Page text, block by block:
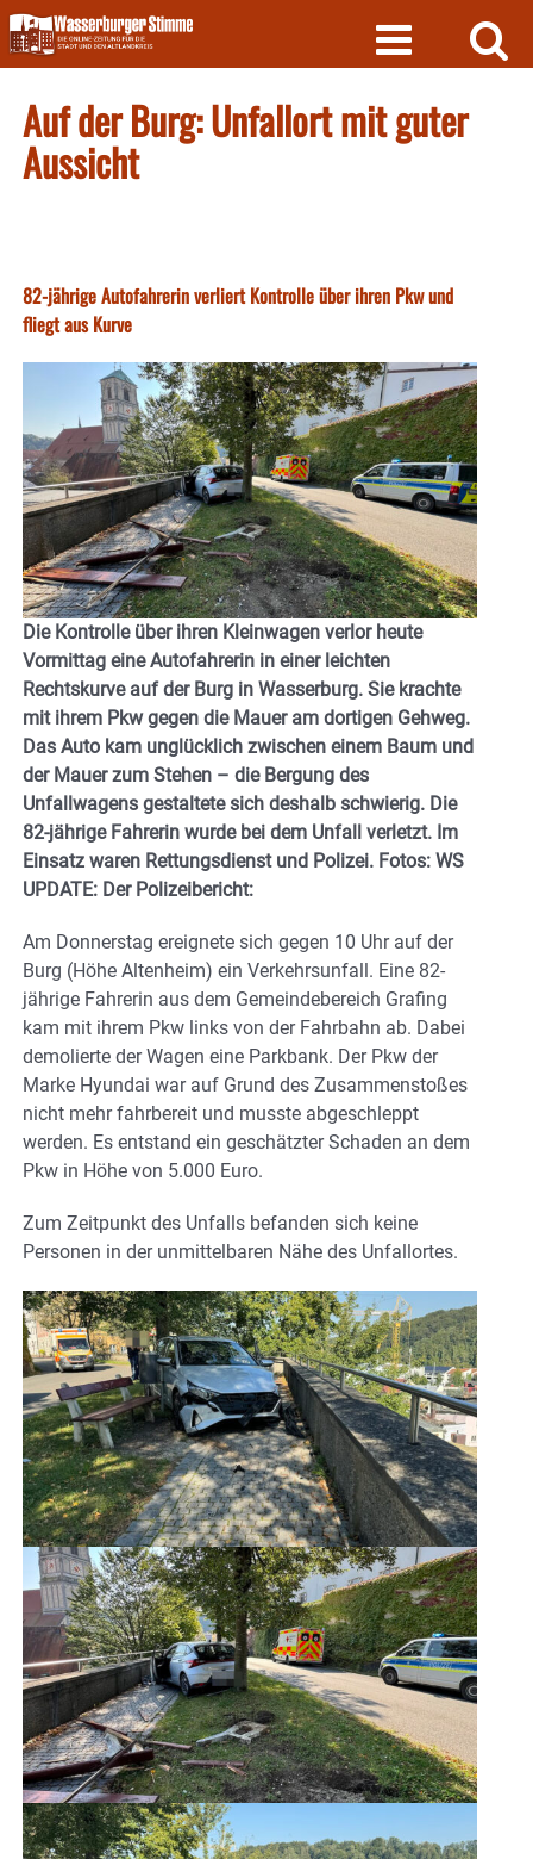
Skip
to
content
Auf der Burg: Unfallort mit guter
Aussicht
82-jährige Autofahrerin verliert Kontrolle über ihren Pkw und
fliegt aus Kurve
Die Kontrolle über ihren Kleinwagen verlor heute
Vormittag eine Autofahrerin in einer leichten
Rechtskurve auf der Burg in Wasserburg. Sie krachte
mit ihrem Pkw gegen die Mauer am dortigen Gehweg.
Das Auto kam unglücklich zwischen einem Baum und
der Mauer zum Stehen – die Bergung des
Unfallwagens gestaltete sich deshalb schwierig. Die
82-jährige Fahrerin wurde bei dem Unfall verletzt. Im
Einsatz waren Rettungsdienst und Polizei. Fotos: WS
UPDATE: Der Polizeibericht:
Am Donnerstag ereignete sich gegen 10 Uhr auf der
Burg (Höhe Altenheim) ein Verkehrsunfall. Eine 82-
jährige Fahrerin aus dem Gemeindebereich Grafing
kam mit ihrem Pkw links von der Fahrbahn ab. Dabei
demolierte der Wagen eine Parkbank. Der Pkw der
Marke Hyundai war auf Grund des Zusammenstoßes
nicht mehr fahrbereit und musste abgeschleppt
werden. Es entstand ein geschätzter Schaden an dem
Pkw in Höhe von 5.000 Euro.
Zum Zeitpunkt des Unfalls befanden sich keine
Personen in der unmittelbaren Nähe des Unfallortes.